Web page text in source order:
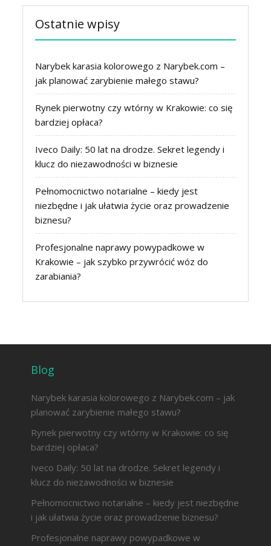
Ostatnie wpisy
Narybek karasia kolorowego z Narybek.com –
jak planować zarybienie małego stawu?
Rynek pierwotny czy wtórny w Krakowie: co się
bardziej opłaca?
Iveco Daily: 50 lat na drodze. Sekret legendy i
klucz do niezawodności w biznesie
Pełnomocnictwo notarialne – kiedy jest
niezbędne i jak ułatwia życie oraz prowadzenie
biznesu?
Profesjonalne naprawy powypadkowe w
Krakowie – jak szybko przywrócić wóz do
zarabiania?
Blog
Narybek karasia kolorowego z Narybek.com – jak
planować zarybienie małego stawu?
Rynek pierwotny czy wtórny w Krakowie: co się
bardziej opłaca?
Iveco Daily: 50 lat na drodze. Sekret legendy i
klucz do niezawodności w biznesie
Pełnomocnictwo notarialne – kiedy jest niezbędne
i jak ułatwia życie oraz prowadzenie biznesu?
Profesjonalne naprawy powypadkowe w